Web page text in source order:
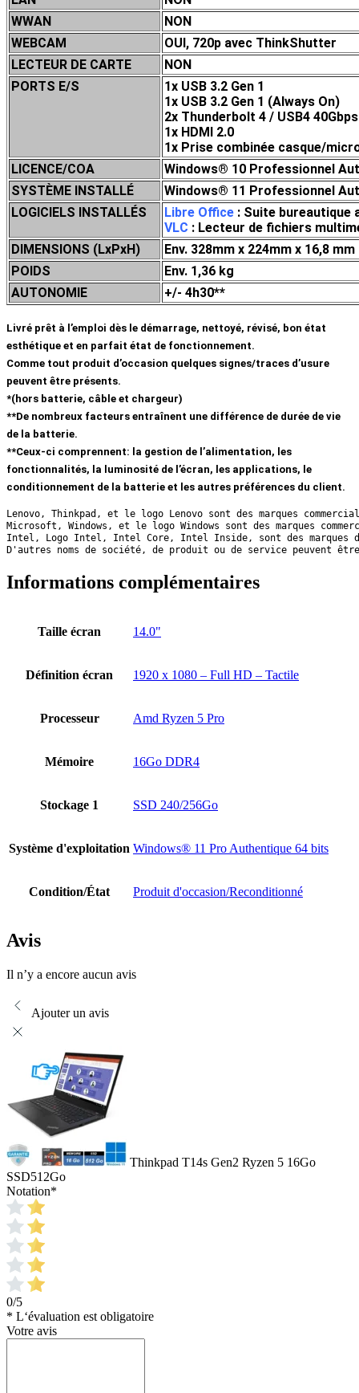
WWAN
NON
WEBCAM
OUI, 720p avec ThinkShutter
LECTEUR DE CARTE
NON
PORTS E/S
1x USB 3.2 Gen 1
1x USB 3.2 Gen 1 (Always On)
2x Thunderbolt 4 / USB4
1x HDMI 2.0
1x Prise combinée casque/
LICENCE/COA
Windows® 10 Professionnel
SYSTÈME INSTALLÉ
Windows® 11 Professionnel
LOGICIELS INSTALLÉS
Libre Office : Suite bureautique
VLC : Lecteur de fichiers
DIMENSIONS (LxPxH)
Env. 328mm x 224mm x 16,8 mm
POIDS
Env. 1,36 kg
AUTONOMIE
+/- 4h30**
Livré prêt à l’emploi dès le démarrage, nettoyé, révisé, bon état
esthétique et en parfait état de fonctionnement.
Comme tout produit d’occasion quelques signes/traces d’usure
peuvent être présents.
*(hors batterie, câble et chargeur)
**De nombreux facteurs entraînent une différence de durée de vie
de la batterie.
**Ceux-ci comprennent: la gestion de l’alimentation, les
fonctionnalités, la luminosité de l’écran, les applications, le
conditionnement de la batterie et les autres préférences du client.
Lenovo, Thinkpad, et le logo Lenovo sont des marques
Microsoft, Windows, et le logo Windows sont des marques
Intel, Logo Intel, Intel Core, Intel Inside, sont des marques
D'autres noms de société, de produit ou de service peuvent
Informations complémentaires
Taille écran 14.0"
Définition écran 1920 x 1080 – Full HD – Tactile
Processeur Amd Ryzen 5 Pro
Mémoire 16Go DDR4
Stockage 1 SSD 240/256Go
Système d'exploitation Windows® 11 Pro Authentique 64 bits
Condition/État Produit d'occasion/Reconditionné
Avis
Il n’y a encore aucun avis
Ajouter un avis
Thinkpad T14s Gen2 Ryzen 5 16Go
SSD512Go
Notation*
0/5
* L‘évaluation est obligatoire
Votre avis